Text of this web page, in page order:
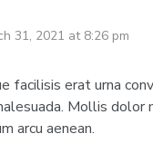
31, 2021 at 8:26 pm
facilisis erat urna
Mollis dolor
arcu aenean.